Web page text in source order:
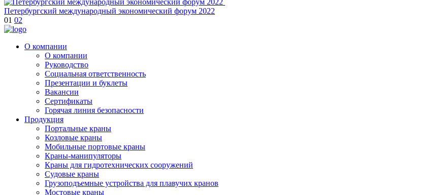
Петербургский международный экономический форум 2022
01 02
О компании
О компании
Руководство
Социальная ответственность
Презентации и буклеты
Вакансии
Сертификаты
Горячая линия безопасности
Продукция
Портальные краны
Козловые краны
Мобильные портовые краны
Краны-манипуляторы
Краны для гидротехнических сооружений
Судовые краны
Грузоподъемные устройства для плавучих кранов
Мостовые краны